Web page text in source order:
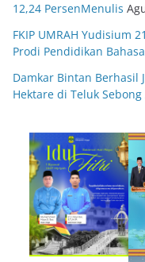
12,24 PersenMenulis
FKIP UMRAH Yudisium
Prodi Pendidikan
Damkar Bintan Berhasil
Hektare di Teluk Sebong